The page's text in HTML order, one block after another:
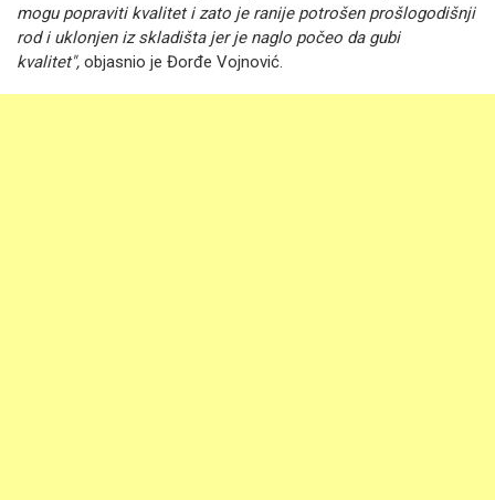
mogu popraviti kvalitet i zato je ranije potrošen prošlogodišnji
rod i uklonjen iz skladišta jer je naglo počeo da gubi
kvalitet", objasnio je Đorđe Vojnović.